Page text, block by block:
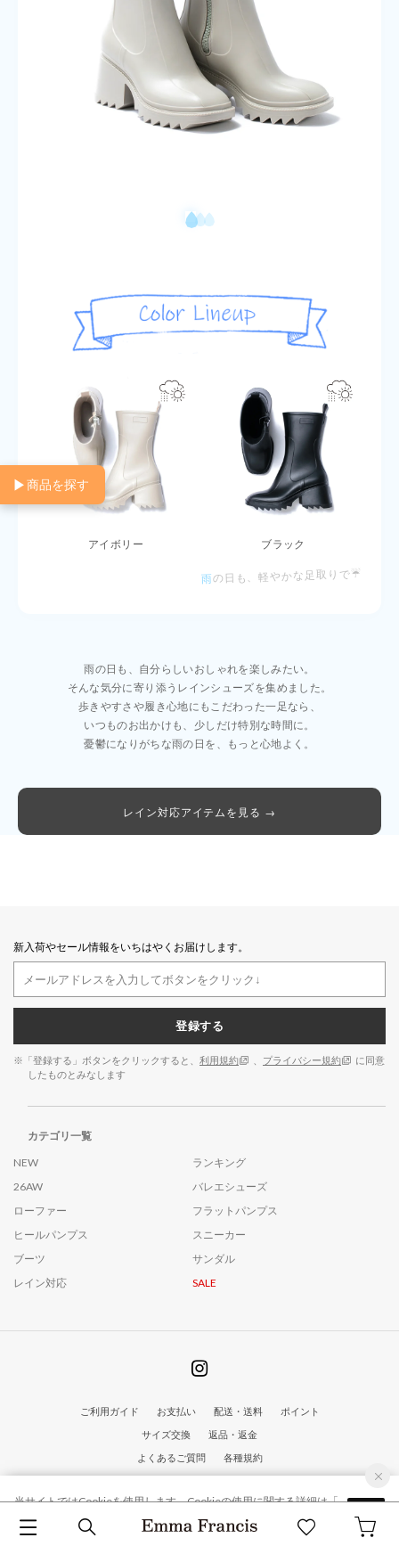
▶商品を探す
アイボリー ブラック
雨の日も、軽やかな足取りで☔
雨の日も、自分らしいおしゃれを楽しみたい。
そんな気分に寄り添うレインシューズを集めました。
歩きやすさや履き心地にもこだわった一足なら、
いつものお出かけも、少しだけ特別な時間に。
憂鬱になりがちな雨の日を、もっと心地よく。
レイン対応アイテムを見る →
新入荷やセール情報をいちはやくお届けします。
登録する
※「登録する」ボタンをクリックすると、 利用規約 プライバシー規約
に同意
したものとみなします
カテゴリ一覧
NEW
ランキング
26AW
バレエシューズ
ローファー
フラットパンプス
ヒールパンプス
スニーカー
ブーツ
サンダル
レイン対応
SALE
ご利用ガイド お支払い 配送・送料
ポイント
サイズ交換
返品・返金
よくあるご質問
各種規約
当サイトではCookieを使用します。Cookieの使用に関する詳細は「
プライバシー規約
」をご覧ください。